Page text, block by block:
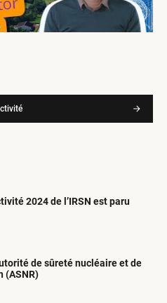
2024 de l’IRSN est paru
de sûreté nucléaire et de
(ASNR)